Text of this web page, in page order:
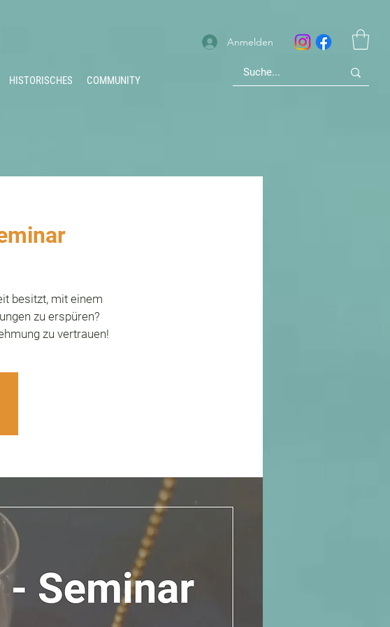
HISTORISCHES COMMUNITY
Anmelden
besitzt, mit einem
zu erspüren?
zu vertrauen!